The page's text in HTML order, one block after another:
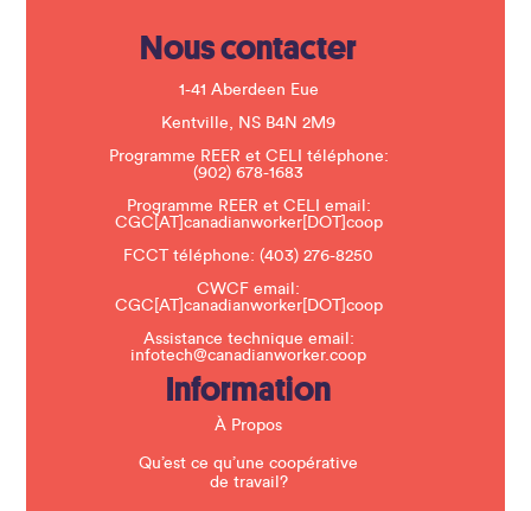
Nous contacter
1-41 Aberdeen Eue
Kentville, NS B4N 2M9
Programme REER et CELI téléphone:
(902) 678-1683
Programme REER et CELI email:
CGC[AT]canadianworker[DOT]coop
FCCT téléphone:(403) 276-8250
CWCF email:
CGC[AT]canadianworker[DOT]coop
Assistance technique email:
infotech@canadianworker.coop
Information
À Propos
Qu’est ce qu’une coopérative
de travail?